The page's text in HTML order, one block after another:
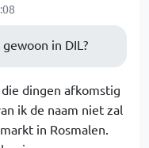
in DIL?
dingen afkomstig
ik de naam niet zal
in Rosmalen.